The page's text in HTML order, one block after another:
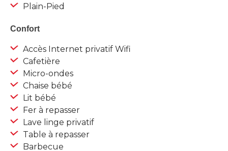
Plain-Pied
Confort
Accès Internet privatif Wifi
Cafetière
Micro-ondes
Chaise bébé
Lit bébé
Fer à repasser
Lave linge privatif
Table à repasser
Barbecue